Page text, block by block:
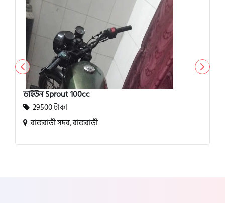
ডাইউন Sprout 100cc
29500 টাকা
রাজবাড়ী সদর, রাজবাড়ী